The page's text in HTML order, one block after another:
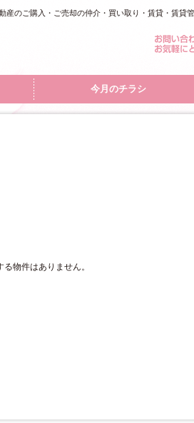
のご購入・ご売却の仲介・買い取り・賃貸・賃貸
今月のチラシ
る物件はありません。